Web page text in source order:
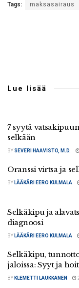
Tags: maksasairaus
Lue lisää
7 syytä
selkään
BY SEVERI HAAVISTO, M.D.
Oranssi virtsa ja
BY LÄÄKÄRI EERO KULMALA
Selkäkipu ja
diagnoosi
BY LÄÄKÄRI EERO KULMALA
Selkäkipu,
jaloissa: Syyt ja
BY KLEMETTI LAUKKANEN